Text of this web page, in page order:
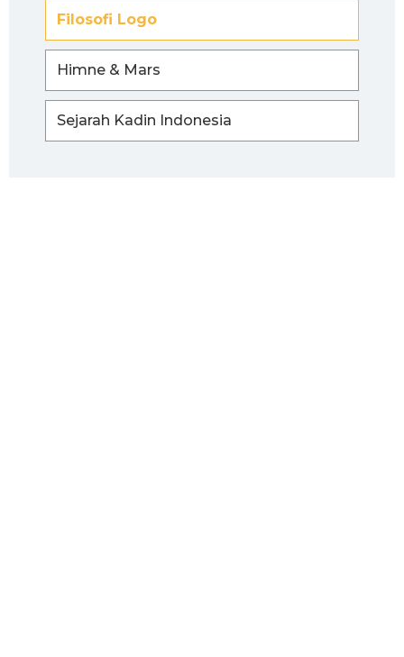
Filosofi Logo
Himne & Mars
Sejarah Kadin Indonesia